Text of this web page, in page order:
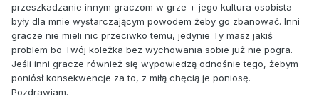
przeszkadzanie innym graczom w grze + jego kultura osobista
były dla mnie wystarczającym powodem żeby go zbanować. Inni
gracze nie mieli nic przeciwko temu, jedynie Ty masz jakiś
problem bo Twój koleżka bez wychowania sobie już nie pogra.
Jeśli inni gracze również się wypowiedzą odnośnie tego, żebym
poniósł konsekwencje za to, z miłą chęcią je poniosę.
Pozdrawiam.